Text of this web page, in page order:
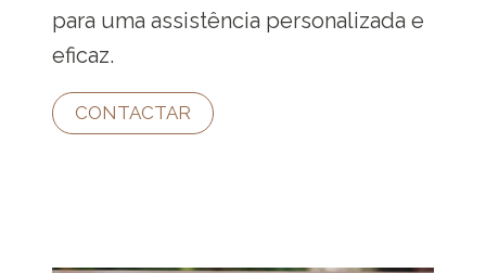
para uma assistência personalizada e
eficaz.
CONTACTAR